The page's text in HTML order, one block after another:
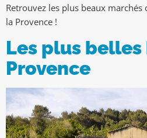
Retrouvez les plus beaux
la Provence !
Les plus
Provence